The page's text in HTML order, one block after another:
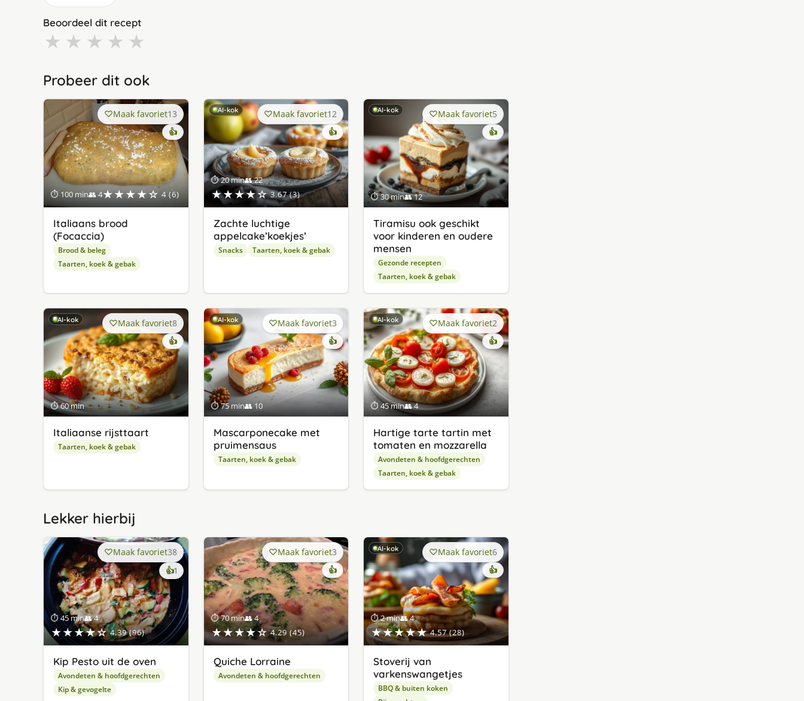
Beoordeel dit recept
★ ★ ★ ★ ★
Probeer dit ook
⏱ 100 min👥 4★★★★☆ 4 (6)
Maak favoriet13
👍
Italiaans brood
(Focaccia)
Brood & beleg
Taarten, koek & gebak
AI-kok
⏱ 20 min👥 22
★★★★☆ 3.67 (3)
Maak favoriet12
👍
Zachte luchtige
appelcake’koekjes’
Snacks Taarten, koek & gebak
AI-kok
⏱ 30 min👥 12
Maak favoriet5
👍
Tiramisu ook geschikt
voor kinderen en oudere
mensen
Gezonde recepten
Taarten, koek & gebak
AI-kok
⏱ 60 min
Maak favoriet8
👍
Italiaanse rijsttaart
Taarten, koek & gebak
AI-kok
⏱ 75 min👥 10
Maak favoriet3
👍
Mascarponecake met
pruimensaus
Taarten, koek & gebak
AI-kok
⏱ 45 min👥 4
Maak favoriet2
👍
Hartige tarte tartin met
tomaten en mozzarella
Avondeten & hoofdgerechten
Taarten, koek & gebak
Lekker hierbij
⏱ 45 min👥 4
★★★★☆ 4.39 (96)
Maak favoriet38
👍1keer
lekker
gevonden
Kip Pesto uit de oven
Avondeten & hoofdgerechten
Kip & gevogelte
⏱ 70 min👥 4
★★★★☆ 4.29 (45)
Maak favoriet3
👍
Quiche Lorraine
Avondeten & hoofdgerechten
AI-kok
⏱ 2 min👥 4
★★★★★ 4.57 (28)
Maak favoriet6
👍
Stoverij van
varkenswangetjes
BBQ & buiten koken